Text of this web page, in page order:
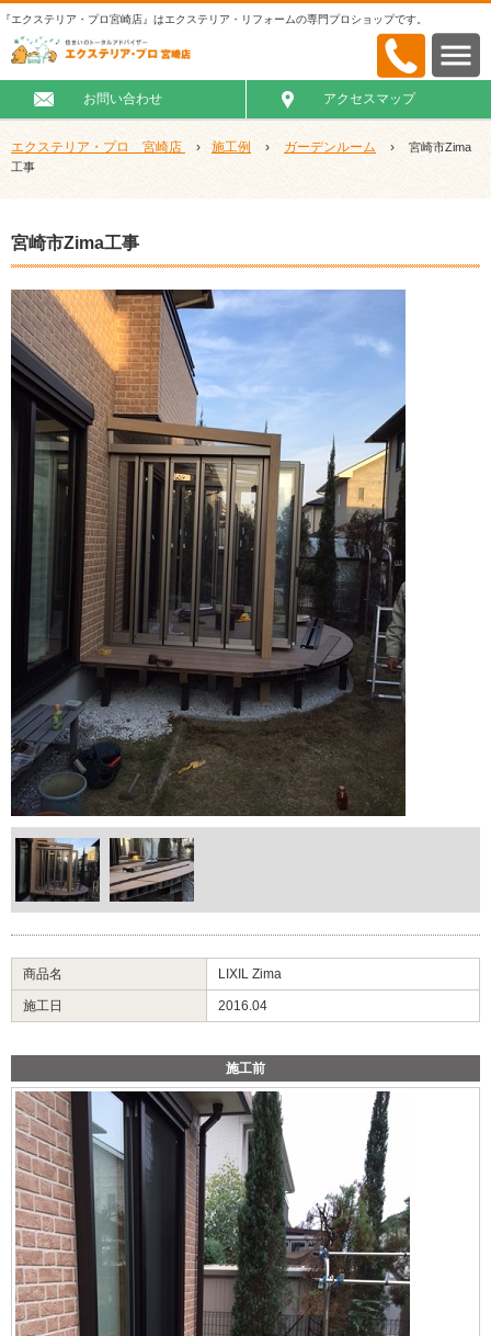
『エクステリア・プロ宮崎店』はエクステリア・リフォームの専門プロショップです。
お問い合わせ アクセスマップ
エクステリア・プロ 宮崎店 › 施工例 › ガーデンルーム ›
宮崎市Zima
工事
宮崎市Zima工事
商品名 LIXIL Zima
施工日 2016.04
施工前